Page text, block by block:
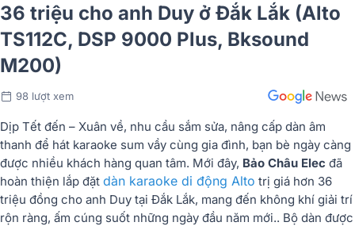
36 triệu cho anh Duy ở Đắk Lắk (Alto
TS112C, DSP 9000 Plus, Bksound
M200)
98 lượt xem
Dịp Tết đến – Xuân về, nhu cầu sắm sửa, nâng cấp dàn âm
thanh để hát karaoke sum vầy cùng gia đình, bạn bè ngày càng
được nhiều khách hàng quan tâm. Mới đây, Bảo Châu Elec đã
hoàn thiện lắp đặt dàn karaoke di động Alto trị giá hơn 36
triệu đồng cho anh Duy tại Đắk Lắk, mang đến không khí giải trí
rộn ràng, ấm cúng suốt những ngày đầu năm mới.. Bộ dàn được